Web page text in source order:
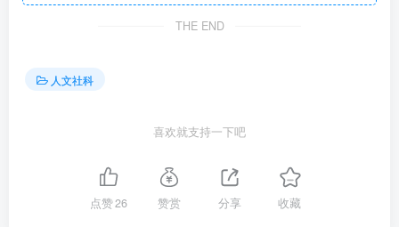
THE END
人文社科
喜欢就支持一下吧
点赞26 赞赏 分享 收藏